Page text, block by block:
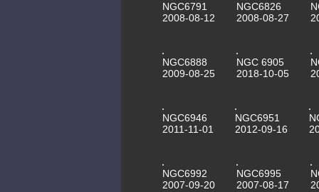
NGC6791
2008-08-12
NGC6826
2008-08-27
NGC6888
2009-08-25
NGC 6905
2018-10-05
NGC6946
2011-11-01
NGC6951
2012-09-16
NGC6992
2007-09-20
NGC6995
2007-08-17